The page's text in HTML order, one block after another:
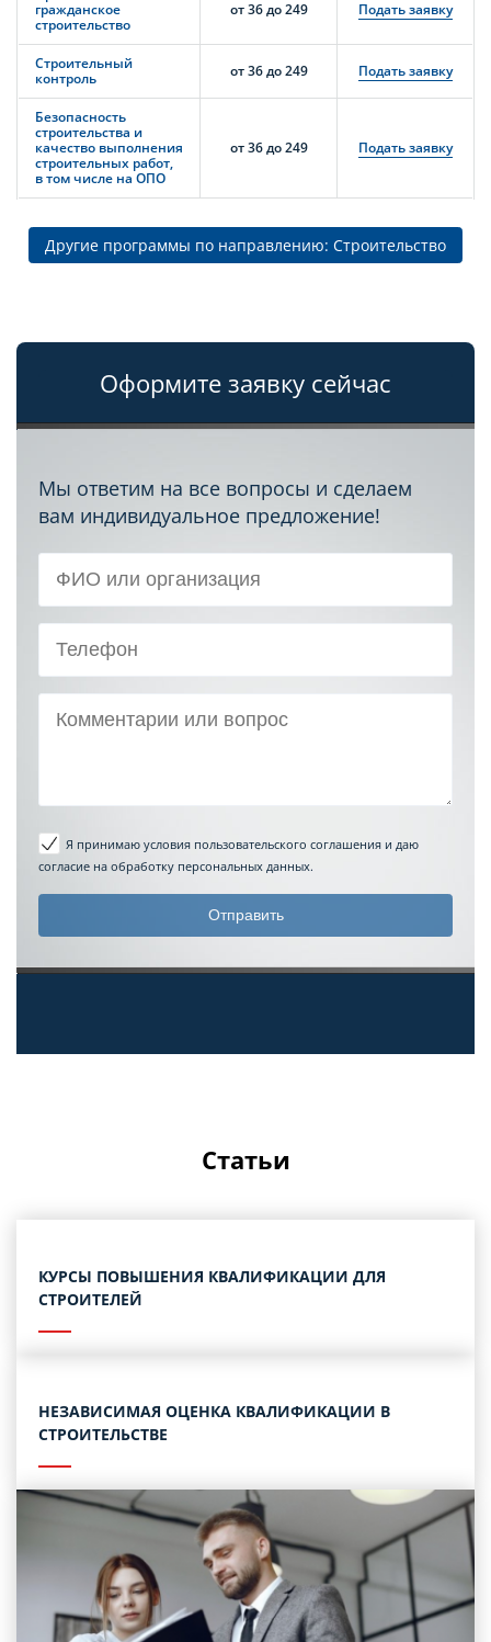
гражданское
строительство
от 36 до 249 Подать заявку
Строительный
контроль
от 36 до 249 Подать заявку
Безопасность
строительства и
качество выполнения
строительных работ,
в том числе на ОПО
от 36 до 249 Подать заявку
Другие программы по направлению: Строительство
Оформите заявку сейчас
Мы ответим на все вопросы и сделаем
вам индивидуальное предложение!
Я принимаю условия пользовательского соглашения и даю
согласие на обработку персональных данных.
Статьи
КУРСЫ ПОВЫШЕНИЯ КВАЛИФИКАЦИИ ДЛЯ
СТРОИТЕЛЕЙ
НЕЗАВИСИМАЯ ОЦЕНКА КВАЛИФИКАЦИИ В
СТРОИТЕЛЬСТВЕ